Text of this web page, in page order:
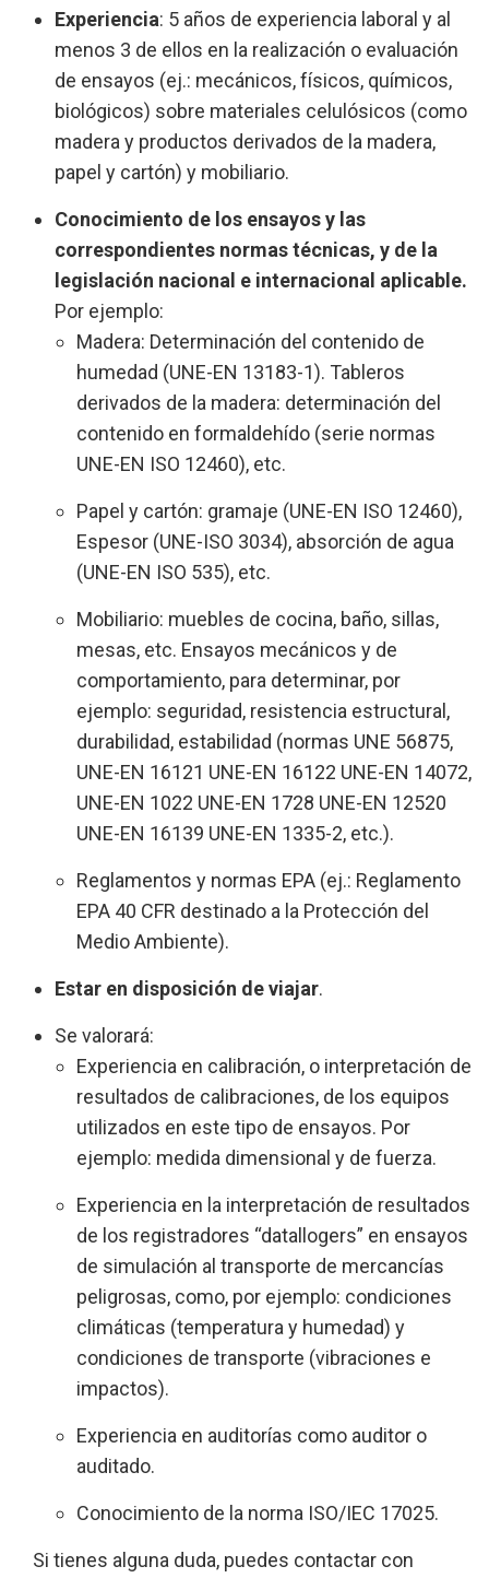
Experiencia: 5 años de experiencia laboral y al
menos 3 de ellos en la realización o evaluación
de ensayos (ej.: mecánicos, físicos, químicos,
biológicos) sobre materiales celulósicos (como
madera y productos derivados de la madera,
papel y cartón) y mobiliario.
Conocimiento de los ensayos y las
correspondientes normas técnicas, y de la
legislación nacional e internacional aplicable.
Por ejemplo:
Madera: Determinación del contenido de
humedad (UNE-EN 13183-1). Tableros
derivados de la madera: determinación del
contenido en formaldehído (serie normas
UNE-EN ISO 12460), etc.
Papel y cartón: gramaje (UNE-EN ISO 12460),
Espesor (UNE-ISO 3034), absorción de agua
(UNE-EN ISO 535), etc.
Mobiliario: muebles de cocina, baño, sillas,
mesas, etc. Ensayos mecánicos y de
comportamiento, para determinar, por
ejemplo: seguridad, resistencia estructural,
durabilidad, estabilidad (normas UNE 56875,
UNE-EN 16121 UNE-EN 16122 UNE-EN 14072,
UNE-EN 1022 UNE-EN 1728 UNE-EN 12520
UNE-EN 16139 UNE-EN 1335-2, etc.).
Reglamentos y normas EPA (ej.: Reglamento
EPA 40 CFR destinado a la Protección del
Medio Ambiente).
Estar en disposición de viajar.
Se valorará:
Experiencia en calibración, o interpretación de
resultados de calibraciones, de los equipos
utilizados en este tipo de ensayos. Por
ejemplo: medida dimensional y de fuerza.
Experiencia en la interpretación de resultados
de los registradores “datallogers” en ensayos
de simulación al transporte de mercancías
peligrosas, como, por ejemplo: condiciones
climáticas (temperatura y humedad) y
condiciones de transporte (vibraciones e
impactos).
Experiencia en auditorías como auditor o
auditado.
Conocimiento de la norma ISO/IEC 17025.
Si tienes alguna duda, puedes contactar con